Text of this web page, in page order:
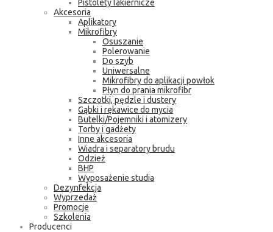
Pistolety lakiernicze
Akcesoria
Aplikatory
Mikrofibry
Osuszanie
Polerowanie
Do szyb
Uniwersalne
Mikrofibry do aplikacji powłok
Płyn do prania mikrofibr
Szczotki, pędzle i dustery
Gąbki i rękawice do mycia
Butelki/Pojemniki i atomizery
Torby i gadżety
Inne akcesoria
Wiadra i separatory brudu
Odzież
BHP
Wyposażenie studia
Dezynfekcja
Wyprzedaż
Promocje
Szkolenia
Producenci